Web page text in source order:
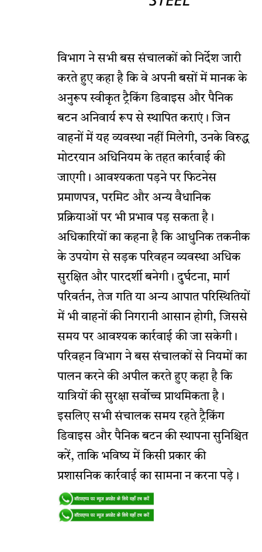
विभाग ने सभी बस संचालकों को निर्देश जारी
करते हुए कहा है कि वे अपनी बसों में मानक के
अनुरूप स्वीकृत ट्रैकिंग डिवाइस और पैनिक
बटन अनिवार्य रूप से स्थापित कराएं। जिन
वाहनों में यह व्यवस्था नहीं मिलेगी, उनके विरुद्ध
मोटरयान अधिनियम के तहत कार्रवाई की
जाएगी। आवश्यकता पड़ने पर फिटनेस
प्रमाणपत्र, परमिट और अन्य वैधानिक
प्रक्रियाओं पर भी प्रभाव पड़ सकता है।
अधिकारियों का कहना है कि आधुनिक तकनीक
के उपयोग से सड़क परिवहन व्यवस्था अधिक
सुरक्षित और पारदर्शी बनेगी। दुर्घटना, मार्ग
परिवर्तन, तेज गति या अन्य आपात परिस्थितियों
में भी वाहनों की निगरानी आसान होगी, जिससे
समय पर आवश्यक कार्रवाई की जा सकेगी।
परिवहन विभाग ने बस संचालकों से नियमों का
पालन करने की अपील करते हुए कहा है कि
यात्रियों की सुरक्षा सर्वोच्च प्राथमिकता है।
इसलिए सभी संचालक समय रहते ट्रैकिंग
डिवाइस और पैनिक बटन की स्थापना सुनिश्चित
करें, ताकि भविष्य में किसी प्रकार की
प्रशासनिक कार्रवाई का सामना न करना पड़े।